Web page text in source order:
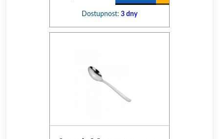
Dostupnost: 3 dny